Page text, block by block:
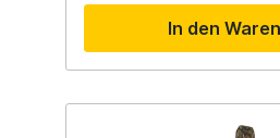
Gepolsterte
Langlebiges,
Polyester Einzigartiges Fox Camo Design
Abmessungen: Geeignet
In den